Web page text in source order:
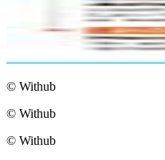
© Withub
© Withub
© Withub